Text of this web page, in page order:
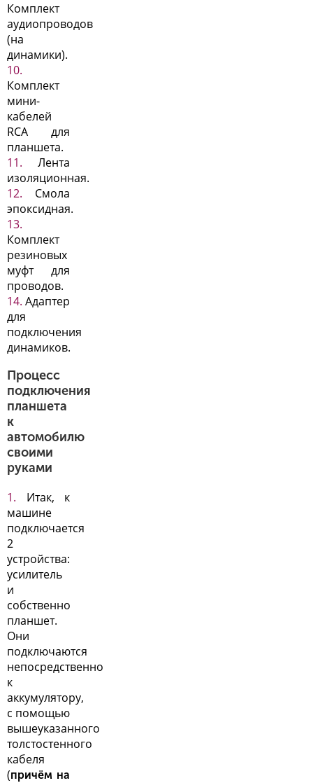
Комплект
аудиопроводов
(на
динамики).
Комплект
мини-
кабелей
RCA для
планшета.
Лента
изоляционная.
Смола
эпоксидная.
Комплект
резиновых
муфт для
проводов.
Адаптер
для
подключения
динамиков.
Процесс
подключения
планшета
к
автомобилю
своими
руками
Итак, к
машине
подключается
2
устройства:
усилитель
и
собственно
планшет.
Они
подключаются
непосредственно
к
аккумулятору,
с помощью
вышеуказанного
толстостенного
кабеля
(причём на